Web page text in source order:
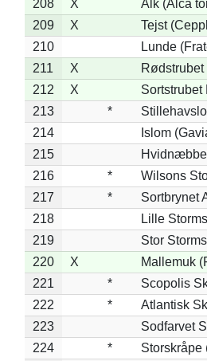
208 X
Alk (Alca
209
X
Tejst
210
Lunde
211
X
212
X
Sortstrubet
213
*
214
Islom
215
216
*
Wilsons
217
*
Sortbrynet
218
Lille
219
Stor
220
X
Mallemuk
221
*
Scopolis
222
*
Atlantisk
223
Sodfarvet
224
*
Storskråpe